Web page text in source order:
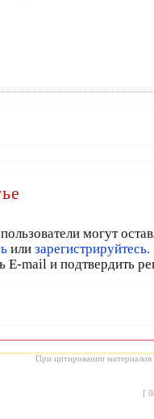
могут
или зарегистрируйтесь.
E-mail и подтвердить
При цитировании материалов
[